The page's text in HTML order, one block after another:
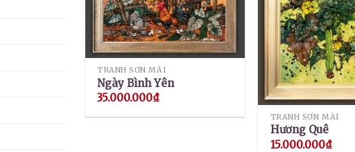
TRANH SƠN MÀI
Ngày Bình Yên
35.000.000₫
TRANH SƠN MÀI
Hương Quê
15.000.000₫